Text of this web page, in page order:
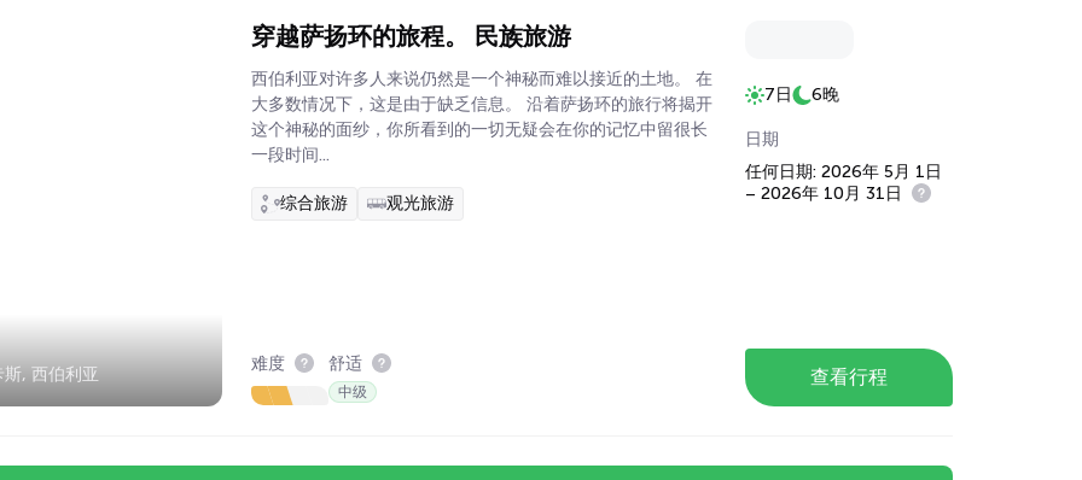
斯, 西伯利亚
穿越萨扬环的旅程。 民族旅游
西伯利亚对许多人来说仍然是一个神秘而难以接近的土地。 在
大多数情况下，这是由于缺乏信息。 沿着萨扬环的旅行将揭开
这个神秘的面纱，你所看到的一切无疑会在你的记忆中留很长
一段时间...
综合旅游 观光旅游
难度 舒适
中级
7日 6晚
日期
任何日期: 2026年 5月 1日
– 2026年 10月 31日
查看行程